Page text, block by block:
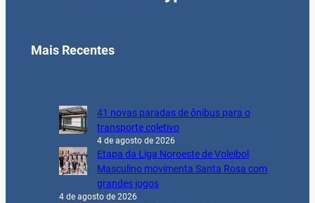
Mais Recentes
41 novas paradas de ônibus para o
transporte coletivo
4 de agosto de 2026
Etapa da Liga Noroeste de Voleibol
Masculino movimenta Santa Rosa com
grandes jogos
4 de agosto de 2026